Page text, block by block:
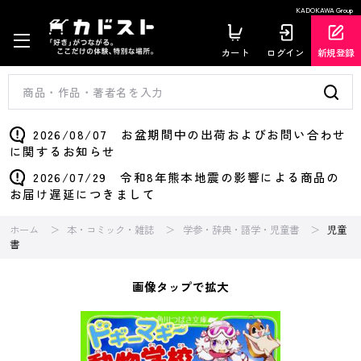
KADOKAWA Group
カート ログイン 新規登録
2026/08/07 お盆期間中の出荷およびお問い合わせ
に関するお知らせ
2026/07/29 令和8年熊本地震の影響による商品の
お届け遅延につきまして
ホーム 本・コミック・雑誌 学参・辞典・語学・児童書
児童
書
画像タップで拡大